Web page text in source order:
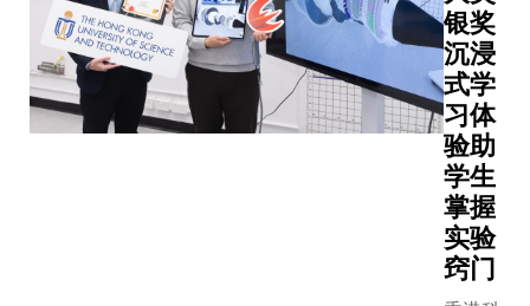
的循环体
系，让具
潜力的创
新教学构
想由原型
设计、试
行验证，
逐步迈向
广泛应
用，过程
2026校
坛，与全
多位高等
界领袖以
手共创全
祉：应对
战、卓越
新、建立
任」为主
入交流。
长分享了
博士学位
程，进一
升学术及
水平。合
议由科大
机科学及
学系主任
座教授周
教授与清
学计算机
银奖
沉浸
式学
习体
验助
学生
掌握
实验
窍门